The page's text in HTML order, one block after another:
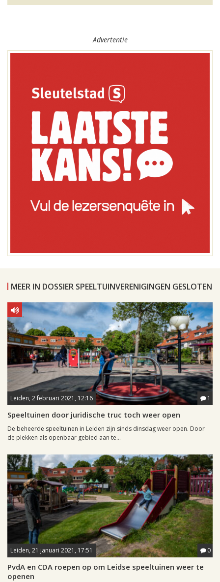
Advertentie
MEER IN DOSSIER SPEELTUINVERENIGINGEN GESLOTEN
Leiden, 2 februari 2021, 12:16 1
Speeltuinen door juridische truc toch weer open
De beheerde speeltuinen in Leiden zijn sinds dinsdag weer open. Door
de plekken als openbaar gebied aan te...
Leiden, 21 januari 2021, 17:51 0
PvdA en CDA roepen op om Leidse speeltuinen weer te
openen